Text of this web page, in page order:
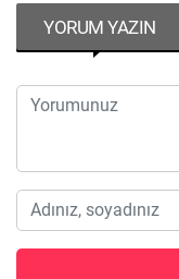
YORUM YAZIN